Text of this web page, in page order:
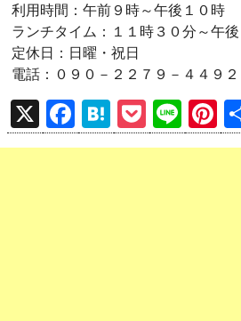
利用時間：午前９時～午後１０時
ランチタイム：１１時３０分～午
定休日：日曜・祝日
電話：０９０－２２７９－４４９２
X
F
a
H
at
P
o
Li
n
Pi
nt